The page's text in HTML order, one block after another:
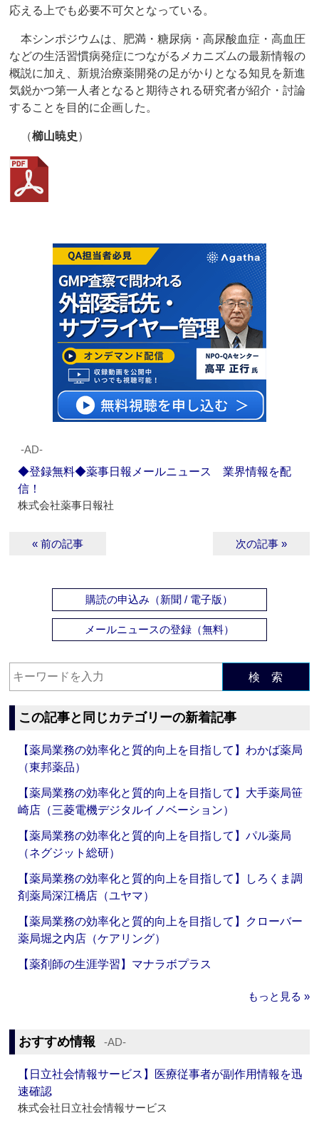
応える上でも必要不可欠となっている。
本シンポジウムは、肥満・糖尿病・高尿酸血症・高血圧
などの生活習慣病発症につながるメカニズムの最新情報の
概説に加え、新規治療薬開発の足がかりとなる知見を新進
気鋭かつ第一人者となると期待される研究者が紹介・討論
することを目的に企画した。
（櫛山暁史 ）
‐AD‐
◆登録無料◆薬事日報メールニュース 業界情報を配
信！
株式会社薬事日報社
« 前の記事 次の記事 »
購読の申込み（新聞 / 電子版）
メールニュースの登録（無料）
検 索
この記事と同じカテゴリーの新着記事
【薬局業務の効率化と質的向上を目指して】わかば薬局
（東邦薬品）
【薬局業務の効率化と質的向上を目指して】大手薬局笹
崎店（三菱電機デジタルイノベーション）
【薬局業務の効率化と質的向上を目指して】パル薬局
（ネグジット総研）
【薬局業務の効率化と質的向上を目指して】しろくま調
剤薬局深江橋店（ユヤマ）
【薬局業務の効率化と質的向上を目指して】クローバー
薬局堀之内店（ケアリング）
【薬剤師の生涯学習】マナラボプラス
もっと見る »
おすすめ情報 ‐AD‐
【日立社会情報サービス】医療従事者が副作用情報を迅
速確認
株式会社日立社会情報サービス